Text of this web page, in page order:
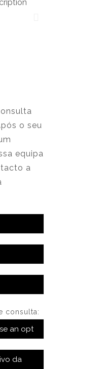
o seu
equipa
a
consulta: